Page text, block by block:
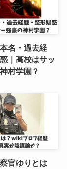
名・過去経
｜高校はサッ
村学園？
察官ゆりとは